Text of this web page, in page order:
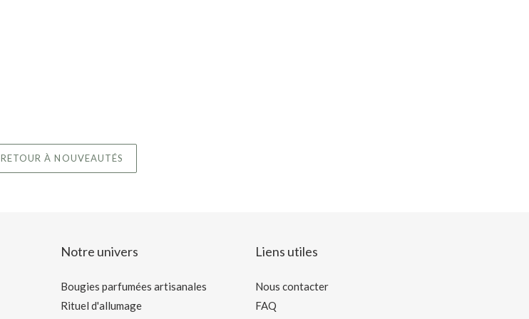
RETOUR À NOUVEAUTÉS
Notre univers
Bougies parfumées artisanales
Rituel d'allumage
Liens utiles
Nous contacter
FAQ